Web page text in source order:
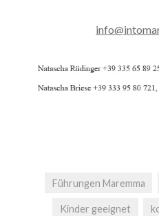
Führungen Maremma
Kinder geeignet